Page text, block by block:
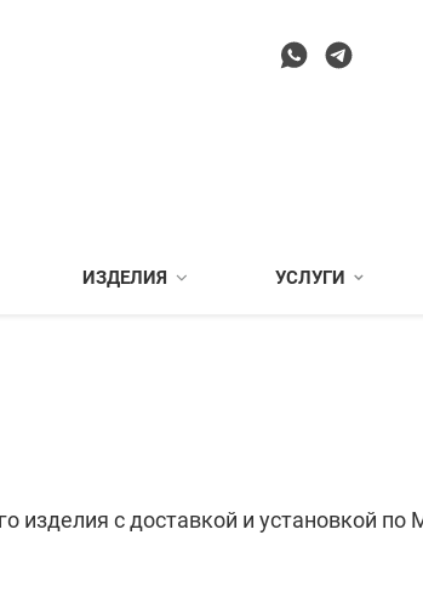
ИЗДЕЛИЯ УСЛУГИ
изделия с доставкой и установкой